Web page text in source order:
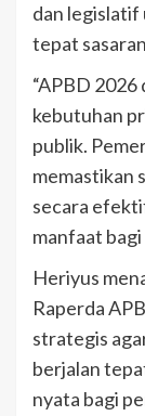
dan legislatif
tepat
“APBD
kebutuhan
publik.
memastikan
secara
manfaat
Heriyus
Raperda
strategis
berjalan
nyata bagi